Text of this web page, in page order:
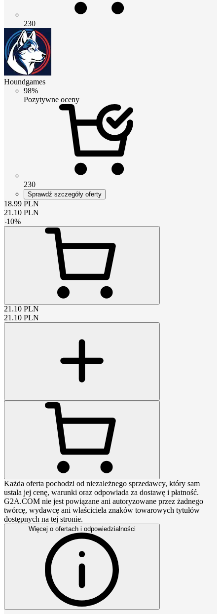
230
Houndgames
98%
Pozytywne oceny
230
Sprawdź szczegóły oferty
18.99 PLN
21.10 PLN
-10%
21.10 PLN
21.10 PLN
Każda oferta pochodzi od niezależnego sprzedawcy, który sam
ustala jej cenę, warunki oraz odpowiada za dostawę i płatność.
G2A.COM nie jest powiązane ani autoryzowane przez żadnego
twórcę, wydawcę ani właściciela znaków towarowych tytułów
dostępnych na tej stronie.
Więcej o ofertach i odpowiedzialności